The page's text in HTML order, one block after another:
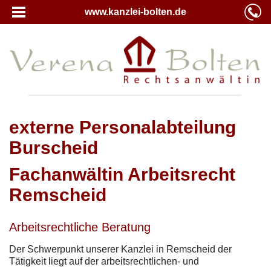
www.kanzlei-bolten.de
externe Personalabteilung
Burscheid
Fachanwältin Arbeitsrecht
Remscheid
Arbeitsrechtliche Beratung
Der Schwerpunkt unserer Kanzlei in Remscheid der
Tätigkeit liegt auf der arbeitsrechtlichen- und